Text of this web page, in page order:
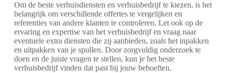
Om de beste verhuisdiensten en verhuisbedrijf te kiezen, is het
belangrijk om verschillende offertes te vergelijken en
referenties van andere klanten te controleren. Let ook op de
ervaring en expertise van het verhuisbedrijf en vraag naar
eventuele extra diensten die zij aanbieden, zoals het inpakken
en uitpakken van je spullen. Door zorgvuldig onderzoek te
doen en de juiste vragen te stellen, kun je het beste
verhuisbedrijf vinden dat past bij jouw behoeften.